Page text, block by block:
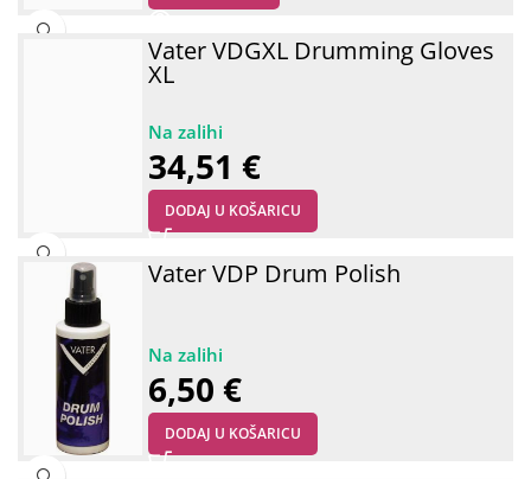
Vater VDGXL Drumming Gloves
XL
34,51 €
DODAJ U KOŠARICU
Vater VDP Drum Polish
6,50 €
DODAJ U KOŠARICU